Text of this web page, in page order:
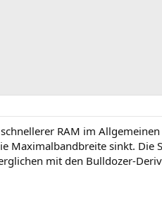
RAM im
Maximalbandbreite sinkt. Die
mit den Bulldozer-